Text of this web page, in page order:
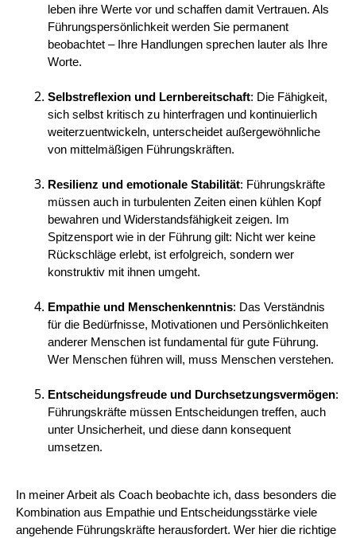
leben ihre Werte vor und schaffen damit Vertrauen. Als
Führungspersönlichkeit werden Sie permanent
beobachtet – Ihre Handlungen sprechen lauter als Ihre
Worte.
Selbstreflexion und Lernbereitschaft: Die Fähigkeit,
sich selbst kritisch zu hinterfragen und kontinuierlich
weiterzuentwickeln, unterscheidet außergewöhnliche
von mittelmäßigen Führungskräften.
Resilienz und emotionale Stabilität: Führungskräfte
müssen auch in turbulenten Zeiten einen kühlen Kopf
bewahren und Widerstandsfähigkeit zeigen. Im
Spitzensport wie in der Führung gilt: Nicht wer keine
Rückschläge erlebt, ist erfolgreich, sondern wer
konstruktiv mit ihnen umgeht.
Empathie und Menschenkenntnis: Das Verständnis
für die Bedürfnisse, Motivationen und Persönlichkeiten
anderer Menschen ist fundamental für gute Führung.
Wer Menschen führen will, muss Menschen verstehen.
Entscheidungsfreude und Durchsetzungsvermögen:
Führungskräfte müssen Entscheidungen treffen, auch
unter Unsicherheit, und diese dann konsequent
umsetzen.
In meiner Arbeit als Coach beobachte ich, dass besonders die
Kombination aus Empathie und Entscheidungsstärke viele
angehende Führungskräfte herausfordert. Wer hier die richtige